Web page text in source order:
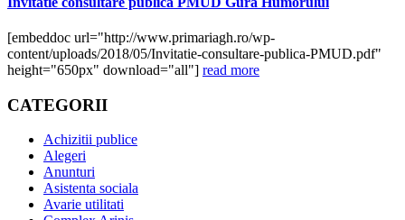
[embeddoc url="http://www.primariagh.ro/wp-
content/uploads/2018/05/Invitatie-consultare-publica-PMUD.pdf"
height="650px" download="all"] read more
CATEGORII
Achizitii publice
Alegeri
Anunturi
Asistenta sociala
Avarie utilitati